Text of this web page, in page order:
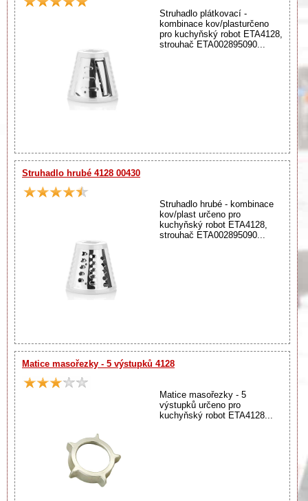
Struhadlo plátkovací -
kombinace kov/plasturčeno
pro kuchyňský robot ETA4128,
strouhač ETA002895090...
Struhadlo hrubé 4128 00430
Struhadlo hrubé - kombinace
kov/plast určeno pro
kuchyňský robot ETA4128,
strouhač ETA002895090...
Matice masořezky - 5 výstupků 4128
Matice masořezky - 5
výstupků určeno pro
kuchyňský robot ETA4128...